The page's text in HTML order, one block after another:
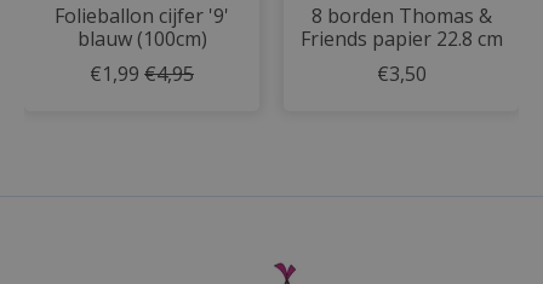
Folieballon cijfer '9'
blauw (100cm)
€1,99 €4,95
8 borden Thomas &
Friends papier 22.8 cm
€3,50